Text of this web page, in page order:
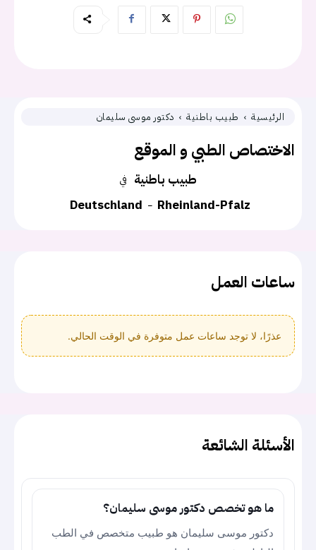
الرئيسية طبيب باطنية دكتور موسى سليمان
الاختصاص الطبي و الموقع
في طبيب باطنية
Deutschland
Rheinland-Pfalz
ساعات العمل
عذرًا، لا توجد ساعات عمل متوفرة في الوقت الحالي.
الأسئلة الشائعة
ما هو تخصص دكتور موسى سليمان؟
دكتور موسى سليمان هو طبيب متخصص في الطب